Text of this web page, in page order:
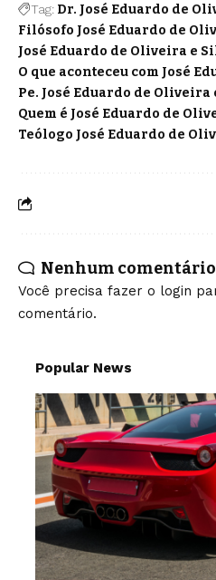
Tag: Dr. José Eduardo de
Filósofo José Eduardo de
José Eduardo de Oliveira e
O que aconteceu com José
Pe. José Eduardo de Oliveira
Quem é José Eduardo de
Teólogo José Eduardo de
Nenhum comentário
Você precisa fazer o login
comentário.
Popular News